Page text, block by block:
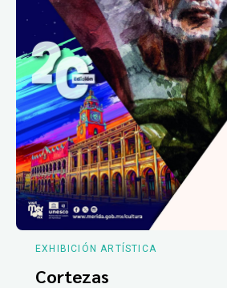
EXHIBICIÓN ARTÍSTICA
Cortezas